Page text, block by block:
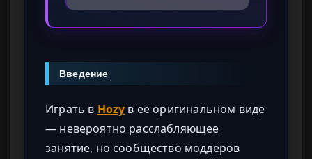
Введение
Играть в Hozy в ее оригинальном виде
— невероятно расслабляющее
занятие, но сообщество моддеров